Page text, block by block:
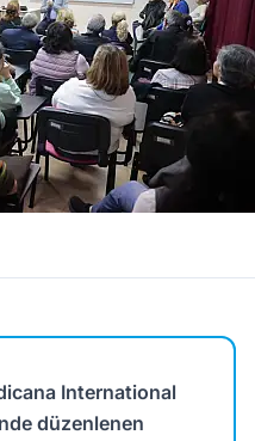
International
düzenlenen